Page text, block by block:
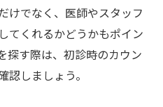
けでなく、医師やスタッフ
てくれるかどうかもポイン
探す際は、初診時のカウン
しましょう。